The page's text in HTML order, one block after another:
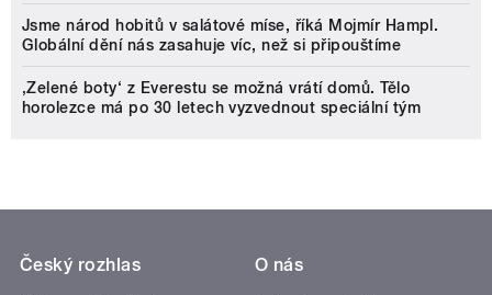
Jsme národ hobitů v salátové míse, říká Mojmír Hampl.
Globální dění nás zasahuje víc, než si připouštíme
‚Zelené boty‘ z Everestu se možná vrátí domů. Tělo
horolezce má po 30 letech vyzvednout speciální tým
Český rozhlas
O nás